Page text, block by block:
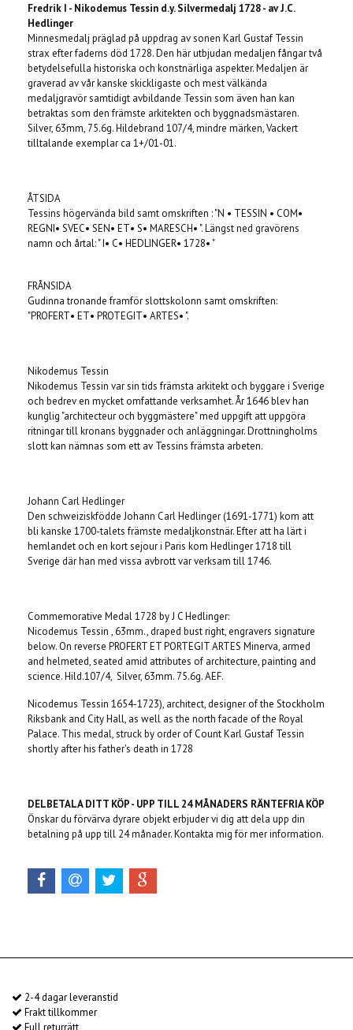
Fredrik I - Nikodemus Tessin d.y. Silvermedalj 1728 - av J.C.
Hedlinger
Minnesmedalj präglad på uppdrag av sonen Karl Gustaf Tessin
strax efter faderns död 1728. Den här utbjudan medaljen fångar två
betydelsefulla historiska och konstnärliga aspekter. Medaljen är
graverad av vår kanske skickligaste och mest välkända
medaljgravör samtidigt avbildande Tessin som även han kan
betraktas som den främste arkitekten och byggnadsmästaren.
Silver, 63mm, 75.6g. Hildebrand 107/4, mindre märken, Vackert
tilltalande exemplar ca 1+/01-01.
ÅTSIDA
Tessins högervända bild samt omskriften : "N • TESSIN • COM•
REGNI• SVEC• SEN• ET• S• MARESCH• ". Längst ned gravörens
namn och årtal: " I• C• HEDLINGER• 1728• "
FRÅNSIDA
Gudinna tronande framför slottskolonn samt omskriften:
"PROFERT• ET• PROTEGIT• ARTES• ".
Nikodemus Tessin
Nikodemus Tessin var sin tids främsta arkitekt och byggare i Sverige
och bedrev en mycket omfattande verksamhet. År 1646 blev han
kunglig "architecteur och byggmästere" med uppgift att uppgöra
ritningar till kronans byggnader och anläggningar. Drottningholms
slott kan nämnas som ett av Tessins främsta arbeten.
Johann Carl Hedlinger
Den schweiziskfödde Johann Carl Hedlinger (1691-1771) kom att
bli kanske 1700-talets främste medaljkonstnär. Efter att ha lärt i
hemlandet och en kort sejour i Paris kom Hedlinger 1718 till
Sverige där han med vissa avbrott var verksam till 1746.
Commemorative Medal 1728 by J C Hedlinger:
Nicodemus Tessin , 63mm., draped bust right, engravers signature
below. On reverse PROFERT ET PORTEGIT ARTES Minerva, armed
and helmeted, seated amid attributes of architecture, painting and
science. Hild.107/4, Silver, 63mm. 75.6g. AEF.
Nicodemus Tessin 1654-1723), architect, designer of the Stockholm
Riksbank and City Hall, as well as the north facade of the Royal
Palace. This medal, struck by order of Count Karl Gustaf Tessin
shortly after his father's death in 1728
DELBETALA DITT KÖP - UPP TILL 24 MÅNADERS RÄNTEFRIA KÖP
Önskar du förvärva dyrare objekt erbjuder vi dig att dela upp din
betalning på upp till 24 månader. Kontakta mig för mer information.
2-4 dagar leveranstid
Frakt tillkommer